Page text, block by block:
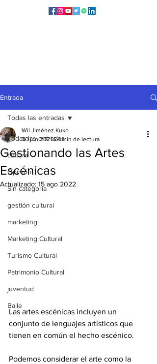
Entrada
Todas las entradas
cultura
Opinión
Sin categoría
gestión cultural
marketing
Marketing Cultural
Turismo Cultural
Patrimonio Cultural
juventud
Baile
Todas las entradas
Gestionando las Artes
Escénicas
Wil Jiménez Kuko
30 jun 2021 24 min de lectura
Actualizado: 15 ago 2022
Las artes escénicas incluyen un
conjunto de lenguajes artísticos que
tienen en común el hecho escénico.
Podemos considerar el arte como la